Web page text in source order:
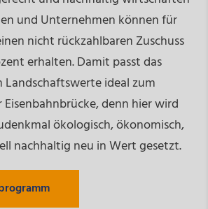
und Unternehmen können für
nicht rückzahlbaren Zuschuss
erhalten. Damit passt das
ideal zum
denn hier wird
ökologisch, ökonomisch,
nachhaltig neu in Wert gesetzt.